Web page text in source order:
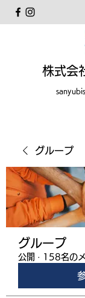
株式会
グループ
グループ
公開 · 158名の